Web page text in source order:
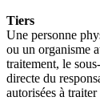
Tiers
Une personne
ou un organisme
traitement, le
directe du
autorisées à